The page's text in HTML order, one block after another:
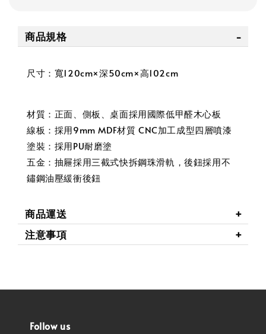
商品規格
尺寸：寬120cm×深50cm×高102cm
材質：正面、側板、桌面採用國際低甲醛木心板
線板：採用9mm MDF材質 CNC加工成型四層噴漆
塗裝：採用PU耐磨塗
五金：抽屜採用三截式快拆鋼珠滑軌，後鈕採用不
鏽鋼油壓緩衝後鈕
商品運送
注意事項
Follow us